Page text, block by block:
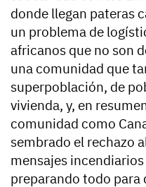
donde llegan pateras
un problema de
africanos que no son
una comunidad que
superpoblación, de
vivienda, y, en
comunidad como
sembrado el rechazo
mensajes
preparando todo para